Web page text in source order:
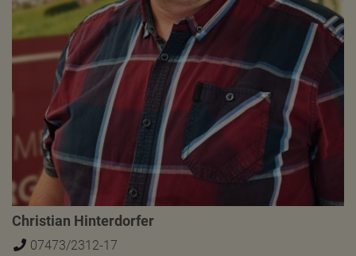
Christian Hinterdorfer
07473/2312-17